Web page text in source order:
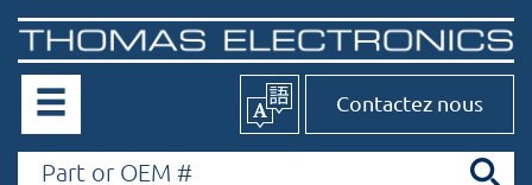
Contactez nous